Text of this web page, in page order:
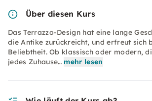
Über diesen Kurs
Das Terrazzo-Design hat eine lange
die Antike zurückreicht, und erfreut sich
Beliebtheit. Ob klassisch oder modern,
jedes Zuhause… mehr lesen